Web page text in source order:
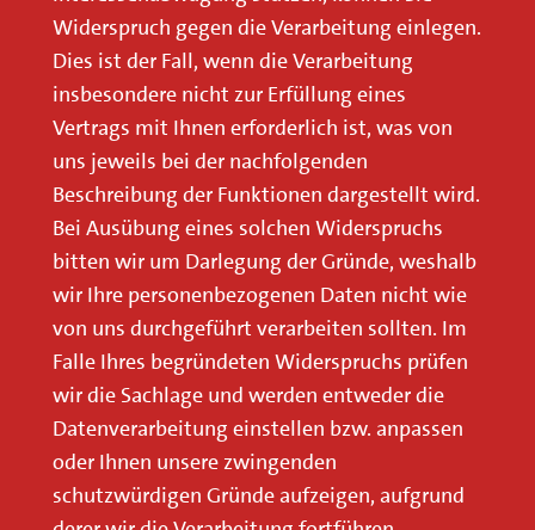
Widerspruch gegen die Verarbeitung einlegen.
Dies ist der Fall, wenn die Verarbeitung
insbesondere nicht zur Erfüllung eines
Vertrags mit Ihnen erforderlich ist, was von
uns jeweils bei der nachfolgenden
Beschreibung der Funktionen dargestellt wird.
Bei Ausübung eines solchen Widerspruchs
bitten wir um Darlegung der Gründe, weshalb
wir Ihre personenbezogenen Daten nicht wie
von uns durchgeführt verarbeiten sollten. Im
Falle Ihres begründeten Widerspruchs prüfen
wir die Sachlage und werden entweder die
Datenverarbeitung einstellen bzw. anpassen
oder Ihnen unsere zwingenden
schutzwürdigen Gründe aufzeigen, aufgrund